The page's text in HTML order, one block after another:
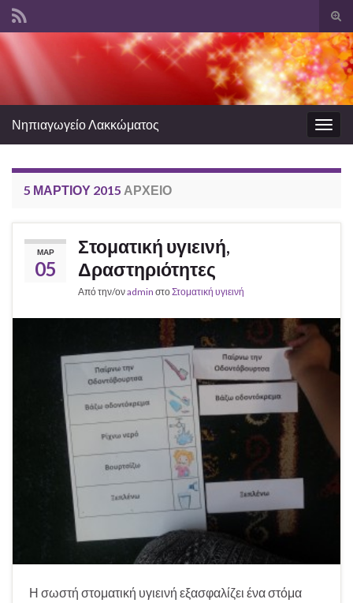
Search for:
Νηπιαγωγείο Λακκώματος
5 ΜΑΡΤΊΟΥ 2015 ΑΡΧΕΊΟ
ΜΑΡ
05
Στοματική υγιεινή,
Δραστηριότητες
Από την/ονadmin στοΣτοματική υγιεινή
Η σωστή στοματική υγιεινή εξασφαλίζει ένα στόμα